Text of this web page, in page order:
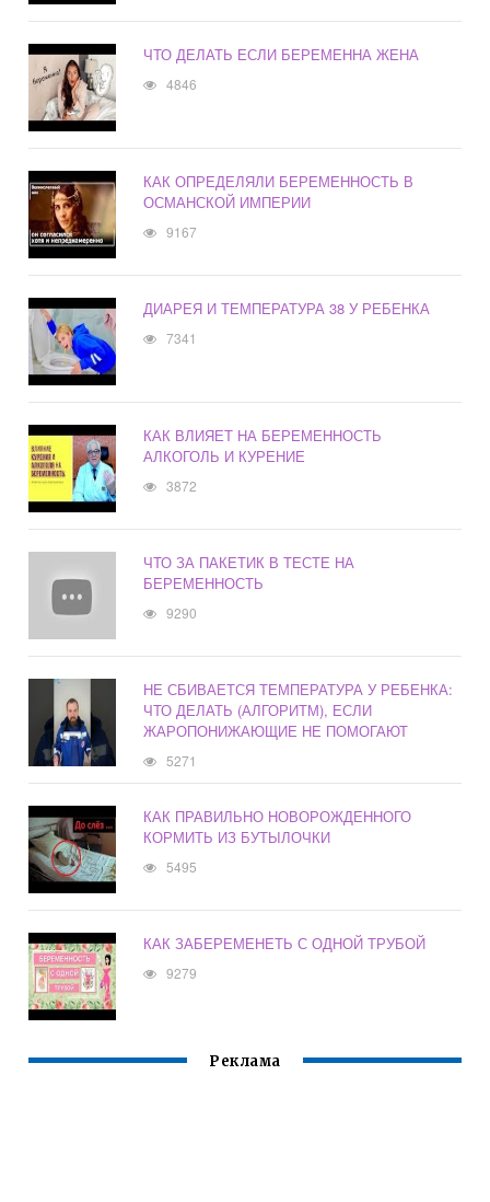
ЧТО ДЕЛАТЬ ЕСЛИ БЕРЕМЕННА ЖЕНА
4846
КАК ОПРЕДЕЛЯЛИ БЕРЕМЕННОСТЬ В
ОСМАНСКОЙ ИМПЕРИИ
9167
ДИАРЕЯ И ТЕМПЕРАТУРА 38 У РЕБЕНКА
7341
КАК ВЛИЯЕТ НА БЕРЕМЕННОСТЬ
АЛКОГОЛЬ И КУРЕНИЕ
3872
ЧТО ЗА ПАКЕТИК В ТЕСТЕ НА
БЕРЕМЕННОСТЬ
9290
НЕ СБИВАЕТСЯ ТЕМПЕРАТУРА У РЕБЕНКА:
ЧТО ДЕЛАТЬ (АЛГОРИТМ), ЕСЛИ
ЖАРОПОНИЖАЮЩИЕ НЕ ПОМОГАЮТ
5271
КАК ПРАВИЛЬНО НОВОРОЖДЕННОГО
КОРМИТЬ ИЗ БУТЫЛОЧКИ
5495
КАК ЗАБЕРЕМЕНЕТЬ С ОДНОЙ ТРУБОЙ
9279
Реклама